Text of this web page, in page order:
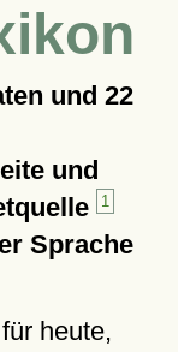
und 22
und
1
Sprache
heute,